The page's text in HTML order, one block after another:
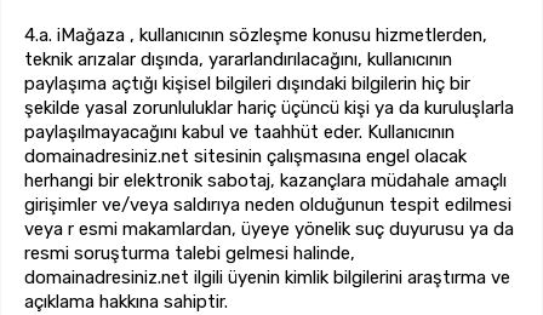
4.a. iMağaza , kullanıcının sözleşme konusu hizmetlerden,
teknik arızalar dışında, yararlandırılacağını, kullanıcının
paylaşıma açtığı kişisel bilgileri dışındaki bilgilerin hiç bir
şekilde yasal zorunluluklar hariç üçüncü kişi ya da kuruluşlarla
paylaşılmayacağını kabul ve taahhüt eder. Kullanıcının
domainadresiniz.net sitesinin çalışmasına engel olacak
herhangi bir elektronik sabotaj, kazançlara müdahale amaçlı
girişimler ve/veya saldırıya neden olduğunun tespit edilmesi
veya r esmi makamlardan, üyeye yönelik suç duyurusu ya da
resmi soruşturma talebi gelmesi halinde,
domainadresiniz.net ilgili üyenin kimlik bilgilerini araştırma ve
açıklama hakkına sahiptir.